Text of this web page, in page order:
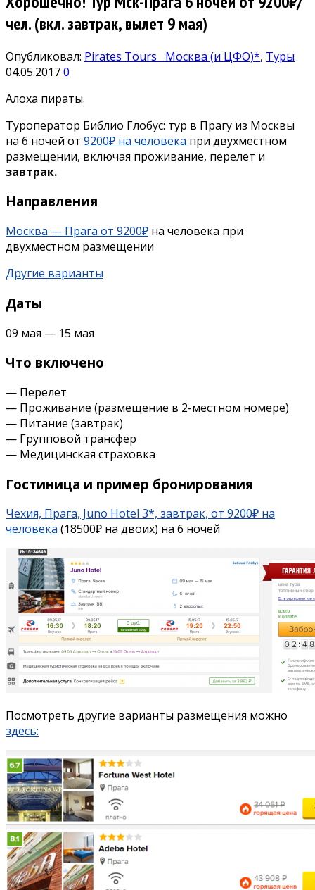
чел. (вкл. завтрак, вылет 9 мая)
Опубликовал: Pirates Tours Москва (и ЦФО)*, Туры
04.05.20170
Алоха пираты.
Туроператор Библио Глобус: тур в Прагу из Москвы
на 6 ночей от 9200₽ на человека при двухместном
размещении, включая проживание, перелет и
завтрак.
Направления
Москва — Прага от 9200₽ на человека при
двухместном размещении
Другие варианты
Даты
09 мая — 15 мая
Что включено
— Перелет
— Проживание (размещение в 2-местном номере)
— Питание (завтрак)
— Групповой трансфер
— Медицинская страховка
Гостиница и пример бронирования
Чехия, Прага, Juno Hotel 3*, завтрак, от 9200₽ на
человека (18500₽ на двоих) на 6 ночей
Посмотреть другие варианты размещения можно
здесь: